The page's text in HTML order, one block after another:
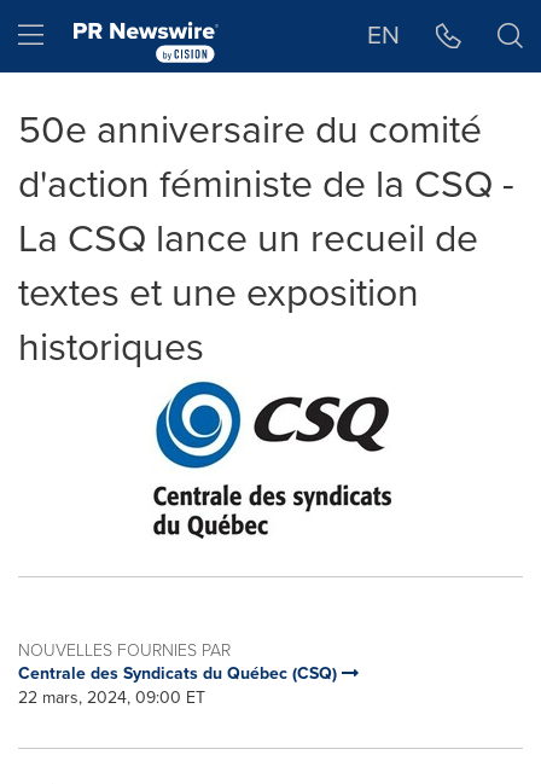
Hamburger menu EN
50e anniversaire du comité
d'action féministe de la CSQ -
La CSQ lance un recueil de
textes et une exposition
historiques
NOUVELLES FOURNIES PAR
Centrale des Syndicats du Québec (CSQ)
22 mars, 2024, 09:00 ET